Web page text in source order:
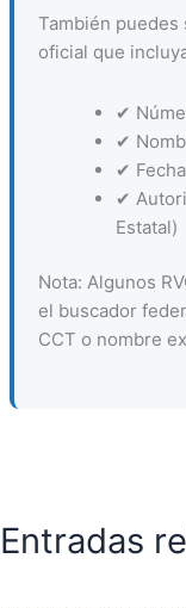
También
oficial que
✔
✔
✔
✔
Estatal)
Nota: Algunos
el buscador
CCT o nombre
Entradas